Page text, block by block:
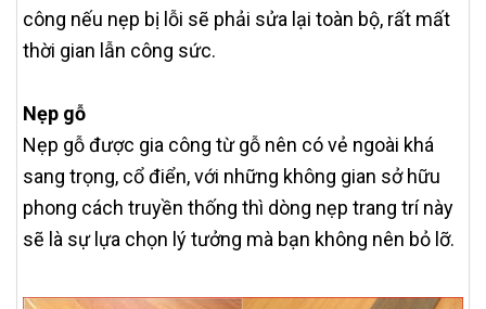
công nếu nẹp bị lỗi sẽ phải sửa lại toàn bộ, rất mất
thời gian lẫn công sức.
Nẹp gỗ
Nẹp gỗ được gia công từ gỗ nên có vẻ ngoài khá
sang trọng, cổ điển, với những không gian sở hữu
phong cách truyền thống thì dòng nẹp trang trí này
sẽ là sự lựa chọn lý tưởng mà bạn không nên bỏ lỡ.